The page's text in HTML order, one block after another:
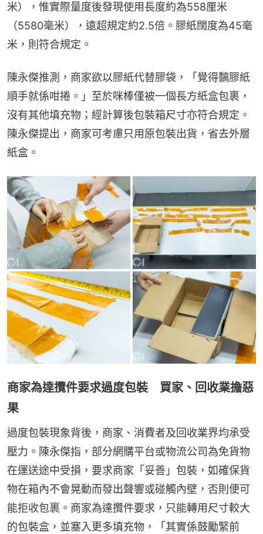
米），惟實際量度後發現使用長度約為558厘米
（5580毫米），遠超規定約2.5倍。膠紙闊度為45毫
米，則符合規定。
陳永傑推測，商家欲以膠紙代替膠袋，「覺得黐膠紙
順手就係咁捲。」至於咪棒僅被一個長方紙盒包裹，
沒有其他填充物；經計算後包裝箱尺寸亦符合規定。
陳永傑提出，商家可考慮只用原包裝出貨，省去外層
紙盒。
商家為達攬件要求過度包裝 買家、回收業擔惡
果
過度包裝現象背後，商家、消費者及回收業界均承受
壓力。陳永傑指，部分網購平台或物流公司為免貨物
在運送途中受損，要求商家「妥善」包裝，如確保貨
物在箱內不會晃動而發出聲響或碰觸內壁，否則便可
能拒收包裹。商家為達攬件要求，只能轉用尺寸較大
的包裝盒，並塞入更多填充物，「其實係鼓勵緊前